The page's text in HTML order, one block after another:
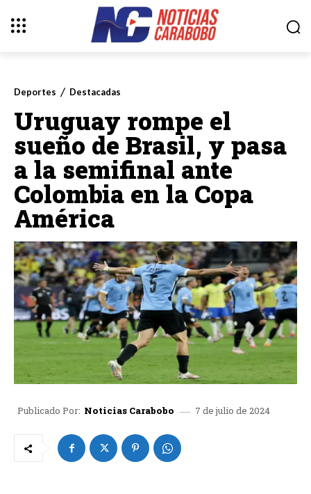
Deportes Destacadas
Uruguay rompe el
sueño de Brasil, y pasa
a la semifinal ante
Colombia en la Copa
América
Publicado Por: Noticias Carabobo 7 de julio de 2024